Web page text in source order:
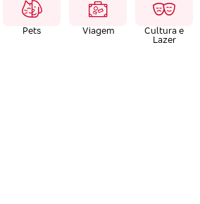
Pets Viagem
Cultura e
Lazer